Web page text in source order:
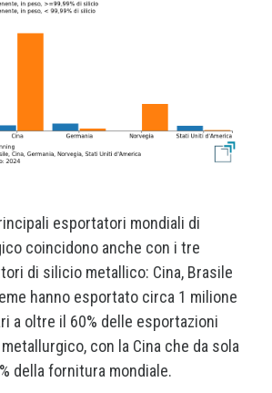
esportatori mondiali di
coincidono anche con i tre
di silicio metallico: Cina, Brasile
hanno esportato circa 1 milione
a oltre il 60% delle esportazioni
con la Cina che da sola
della fornitura mondiale.